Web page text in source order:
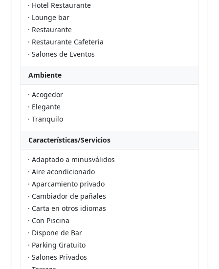
· Hotel Restaurante
· Lounge bar
· Restaurante
· Restaurante Cafeteria
· Salones de Eventos
Ambiente
· Acogedor
· Elegante
· Tranquilo
Características/Servicios
· Adaptado a minusválidos
· Aire acondicionado
· Aparcamiento privado
· Cambiador de pañales
· Carta en otros idiomas
· Con Piscina
· Dispone de Bar
· Parking Gratuito
· Salones Privados